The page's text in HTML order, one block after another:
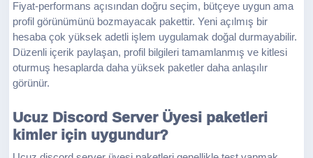
Fiyat-performans açısından doğru seçim, bütçeye uygun ama
profil görünümünü bozmayacak pakettir. Yeni açılmış bir
hesaba çok yüksek adetli işlem uygulamak doğal durmayabilir.
Düzenli içerik paylaşan, profil bilgileri tamamlanmış ve kitlesi
oturmuş hesaplarda daha yüksek paketler daha anlaşılır
görünür.
Ucuz Discord Server Üyesi paketleri
kimler için uygundur?